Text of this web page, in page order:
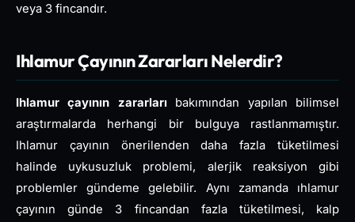
veya 3 fincandır.
Ihlamur Çayının Zararları Nelerdir?
Ihlamur çayının zararları bakımından yapılan bilimsel
araştırmalarda herhangi bir bulguya rastlanmamıştır.
Ihlamur çayının önerilenden daha fazla tüketilmesi
halinde uykusuzluk problemi, alerjik reaksiyon gibi
problemler gündeme gelebilir. Aynı zamanda ıhlamur
çayının günde 3 fincandan fazla tüketilmesi, kalp